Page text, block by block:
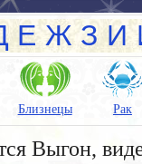
Е Ж З И
Близнецы Рак
Выгон,